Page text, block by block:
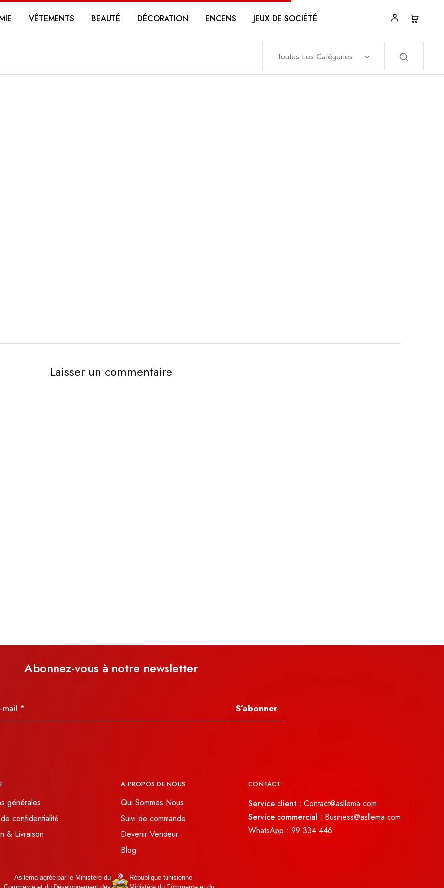
VÊTEMENTS BEAUTÉ DÉCORATION ENCENS JEUX DE SOCIÉTÉ
Toutes Les Catégories
Laisser un commentaire
Abonnez-vous à notre newsletter
S’abonner
générales
confidentialité
& Livraison
A PROPOS DE NOUS
Qui Sommes Nous
Suivi de commande
Devenir Vendeur
Blog
CONTACT :
Service client : Contact@asllema.com
Service commercial : Business@asllema.com
WhatsApp : 99 334 446
Asllema agréé par le Ministère du
République tunisienne